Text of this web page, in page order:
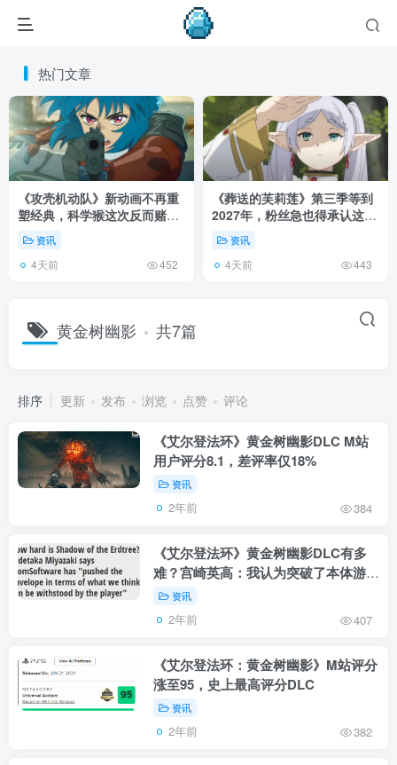
热门文章
《攻壳机动队》新动画不再重
塑经典，科学猴这次反而赌对
了！资讯
4天前 452
《葬送的芙莉莲》第三季等到
2027年，粉丝急也得承认这次
慢得有道理！
资讯
4天前 443
黄金树幽影 共7篇
排序 更新 发布 浏览 点赞 评论
《艾尔登法环》黄金树幽影DLC M站
用户评分8.1，差评率仅18%
资讯
2年前 384
《艾尔登法环》黄金树幽影DLC有多
难？宫崎英高：我认为突破了本体游戏
玩家抗压极限
资讯
2年前 407
《艾尔登法环：黄金树幽影》M站评分
涨至95，史上最高评分DLC
资讯
2年前 382